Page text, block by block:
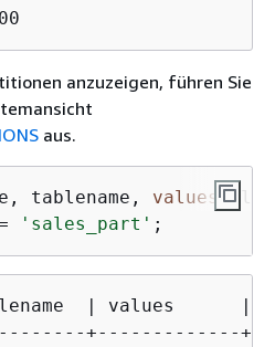
anzuzeigen, führen Sie
aus.
tablename, values ,
'sales_part' ;
|
+-------------